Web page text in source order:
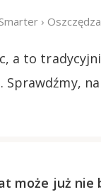
›
a to
Sprawdźmy,
może już nie